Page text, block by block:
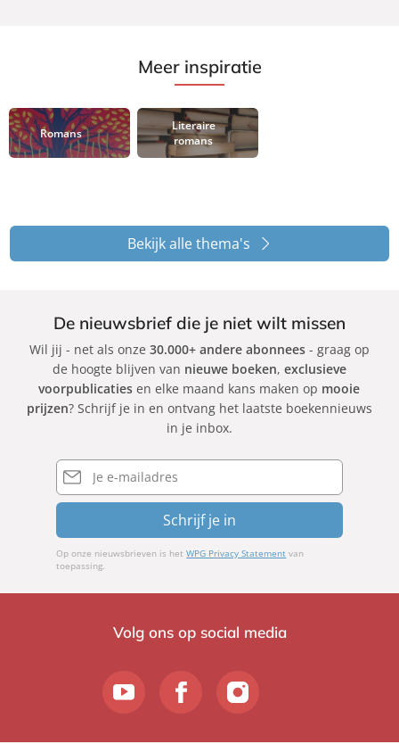
Meer inspiratie
Romans
Literaire
romans
Bekijk alle thema's
De nieuwsbrief die je niet wilt missen
Wil jij - net als onze 30.000+ andere abonnees- graag op
de hoogte blijven van nieuwe boeken, exclusieve
voorpublicaties en elke maand kans maken op mooie
prijzen? Schrijf je in en ontvang het laatste boekennieuws
in je inbox.
E-
mailadres
Schrijf je in
Op onze nieuwsbrieven is hetWPG Privacy Statement van
toepassing.
Volg ons op social media